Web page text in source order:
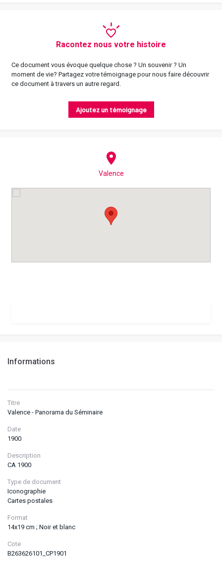
Informations
Titre
Valence - Panorama du Séminaire
Date
1900
Description
CA 1900
Type de document
Iconographie
Cartes postales
Format
14x19 cm ; Noir et blanc
Cote
B263626101_CP1901
Racontez nous votre histoire
Ce document vous évoque quelque chose ? Un souvenir ? Un
moment de vie? Partagez votre témoignage pour nous faire découvrir
ce document à travers un autre regard.
Ajoutez un témoignage
Valence